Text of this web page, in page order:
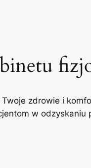
zdrowie i
w odzyskaniu